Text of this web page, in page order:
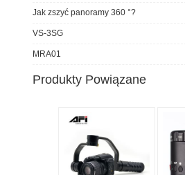
Jak zszyć panoramy 360 °?
VS-3SG
MRA01
Produkty Powiązane